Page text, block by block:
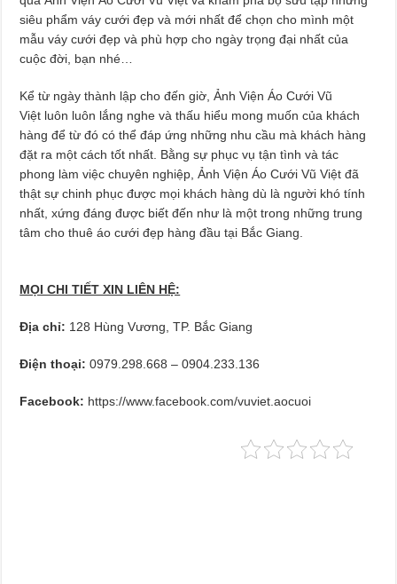
siêu phẩm váy cưới đẹp và mới nhất để chọn cho mình một
mẫu váy cưới đẹp và phù hợp cho ngày trọng đại nhất của
cuộc đời, bạn nhé…
Kể từ ngày thành lập cho đến giờ, Ảnh Viện Áo Cưới Vũ
Việt luôn luôn lắng nghe và thấu hiểu mong muốn của khách
hàng để từ đó có thể đáp ứng những nhu cầu mà khách hàng
đặt ra một cách tốt nhất. Bằng sự phục vụ tận tình và tác
phong làm việc chuyên nghiệp, Ảnh Viện Áo Cưới Vũ Việt đã
thật sự chinh phục được mọi khách hàng dù là người khó tính
nhất, xứng đáng được biết đến như là một trong những trung
tâm cho thuê áo cưới đẹp hàng đầu tại Bắc Giang.
MỌI CHI TIẾT XIN LIÊN HỆ:
Địa chỉ: 128 Hùng Vương, TP. Bắc Giang
Điện thoại: 0979.298.668 – 0904.233.136
Facebook: https://www.facebook.com/vuviet.aocuoi